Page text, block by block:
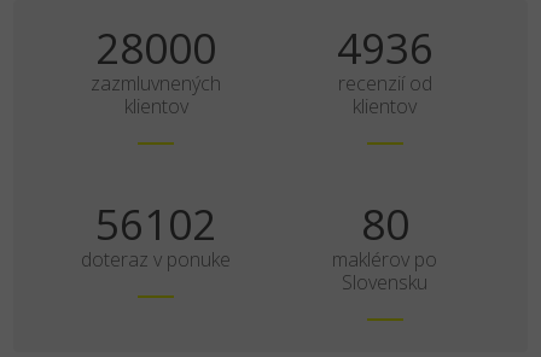
35000
zazmluvnených
klientov
6170
recenzií od
klientov
70128
doteraz v ponuke
100
maklérov po
Slovensku